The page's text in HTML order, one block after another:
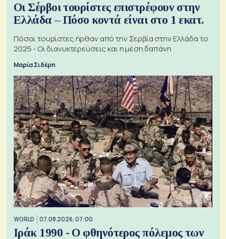
Οι Σέρβοι τουρίστες επιστρέφουν στην
Ελλάδα – Πόσο κοντά είναι στο 1 εκατ.
Πόσοι τουρίστες ήρθαν από την Σερβία στην Ελλάδα το
2025 - Οι διανυκτερεύσεις και η μέση δαπάνη
Μαρία Σιδέρη
WORLD 07.08.2026, 07:00
Ιράκ 1990 - Ο φθηνότερος πόλεμος των